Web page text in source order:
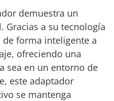
demuestra un
Gracias a su tecnología
forma inteligente a
ofreciendo una
sea en un entorno de
este adaptador
se mantenga